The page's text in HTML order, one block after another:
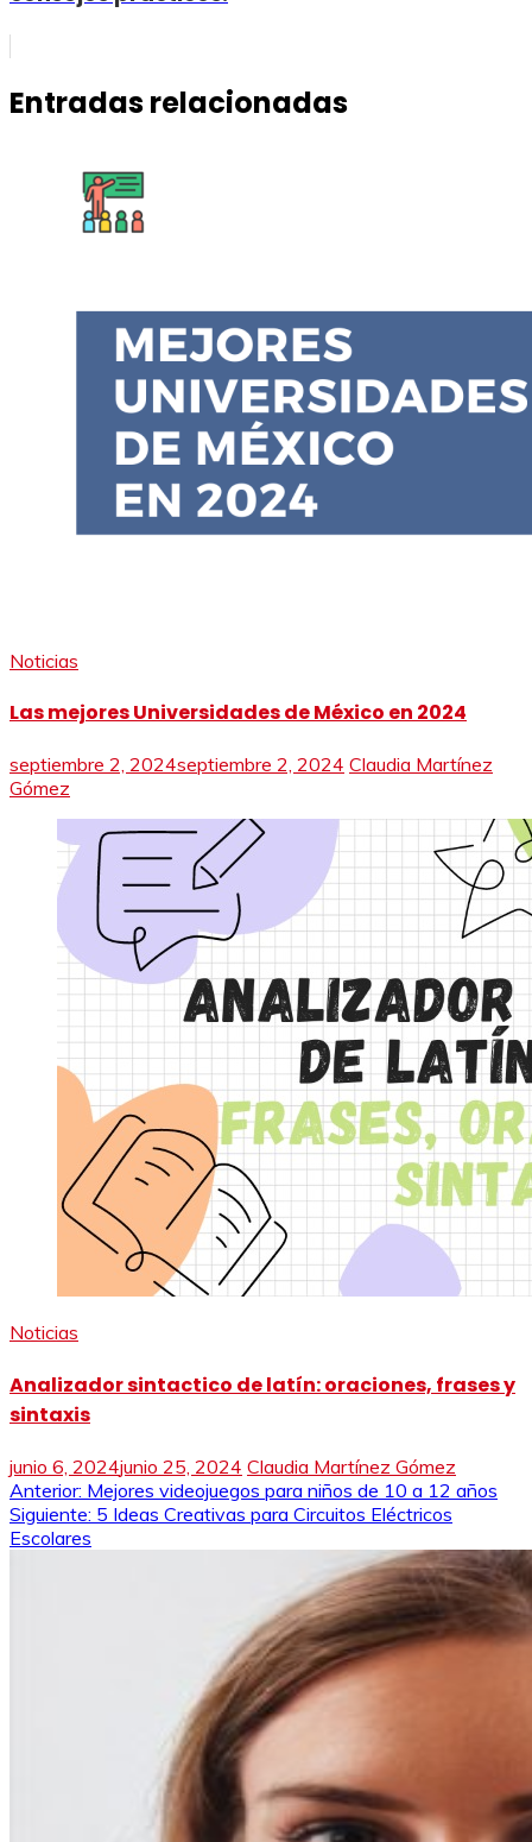
Entradas relacionadas
Noticias
Las mejores Universidades de México en 2024
septiembre 2, 2024septiembre 2, 2024 Claudia Martínez
Gómez
Noticias
Analizador sintactico de latín: oraciones, frases y
sintaxis
junio 6, 2024junio 25, 2024 Claudia Martínez Gómez
Navegación
de
Anterior: Mejores videojuegos para niños de 10 a 12 años
Siguiente: 5 Ideas Creativas para Circuitos Eléctricos
Escolares